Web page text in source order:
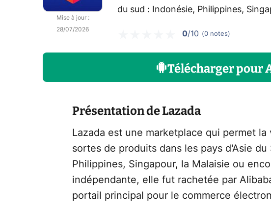
Mise à jour:
28/07/2026
du sud : Indonésie, Philippines,
0/10 (0 notes)
Téléchargerpour
Présentation de Lazada
Lazada est une marketplace qui permet
sortes de produits dans les pays d'Asie
Philippines, Singapour, la Malaisie ou
indépendante, elle fut rachetée par
portail principal pour le commerce